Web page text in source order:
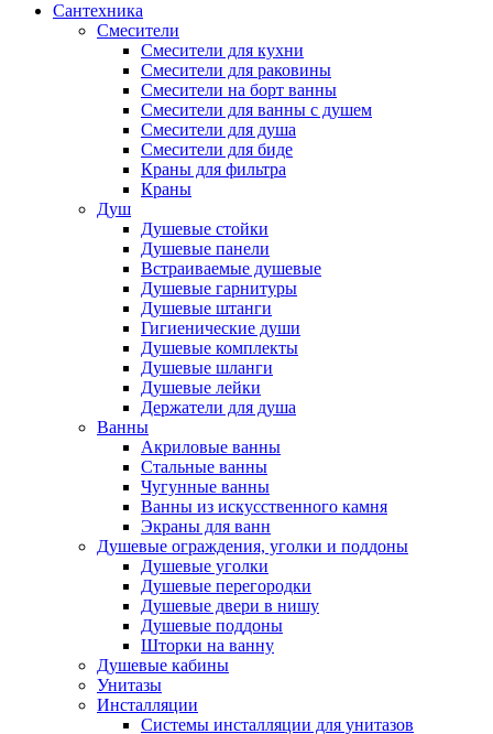
Сантехника
Смесители
Смесители для кухни
Смесители для раковины
Смесители на борт ванны
Смесители для ванны с душем
Смесители для душа
Смесители для биде
Краны для фильтра
Краны
Душ
Душевые стойки
Душевые панели
Встраиваемые душевые
Душевые гарнитуры
Душевые штанги
Гигиенические души
Душевые комплекты
Душевые шланги
Душевые лейки
Держатели для душа
Ванны
Акриловые ванны
Стальные ванны
Чугунные ванны
Ванны из искусственного камня
Экраны для ванн
Душевые ограждения, уголки и поддоны
Душевые уголки
Душевые перегородки
Душевые двери в нишу
Душевые поддоны
Шторки на ванну
Душевые кабины
Унитазы
Инсталляции
Системы инсталляции для унитазов